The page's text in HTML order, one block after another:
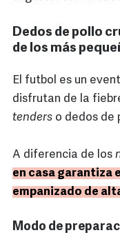
Dedos de pollo
de los más
El futbol es un
disfrutan de la
tenders o dedos de
A diferencia de los
en casa garantiza
empanizado de
Modo de